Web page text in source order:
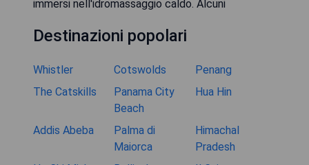
immersi nell'idromassaggio caldo. Alcuni
Destinazioni popolari
Whistler Cotswolds
Penang
The Catskills
Panama City
Beach
Hua Hin
Addis Abeba
Palma di
Maiorca
Himachal
Pradesh